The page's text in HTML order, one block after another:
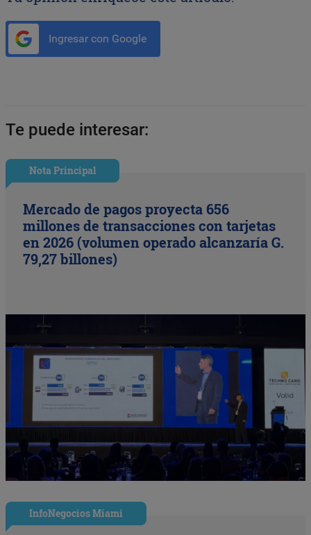
Ingresar con Google
Te puede interesar:
Nota Principal
Mercado de pagos proyecta 656
millones de transacciones con tarjetas
en 2026 (volumen operado alcanzaría G.
79,27 billones)
InfoNegocios Miami